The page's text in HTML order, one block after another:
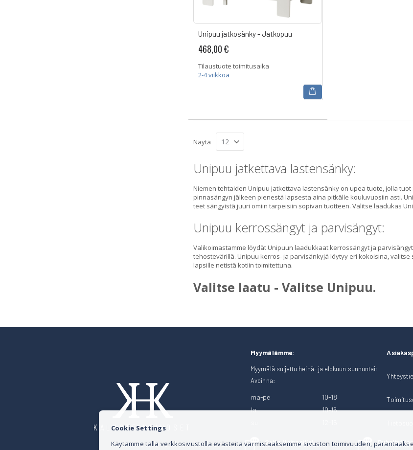
Unipuu jatkosänky - Jatkopuu
468,00 €
Tilaustuote toimitusaika
2-4 viikkoa
Näytä
Unipuu jatkettava lastensänky:
Niemen tehtaiden Unipuu jatkettava lastensänky on upea tuote, jolla
pinnasängyn jälkeen pienestä lapsesta aina pitkälle kouluvuosiin asti.
teet sängyistä juuri omiin tarpeisiin sopivan tuotteen. Valitse laadukas
Unipuu kerrossängyt ja parvisängyt:
Valikoimastamme löydät Unipuun laadukkaat kerrossängyt ja
tehostevärillä. Unipuu kerros- ja parvisänkyjä löytyy eri kokoisina,
lapsille netistä kotiin toimitettuna.
Valitse laatu - Valitse Unipuu.
Myymälämme:
Myymälä suljettu heinä- ja elokuun sunnuntait.
Avoinna:
ma-pe
10-18
la
10-16
Soita Heinosille!
KALUSTE HEINOSET
Cookie Settings
Käytämme tällä verkkosivustolla evästeitä varmistaaksemme sivuston toimivuuden,